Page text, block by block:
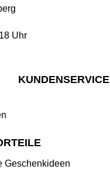
Uhr
KUNDENSERVICE